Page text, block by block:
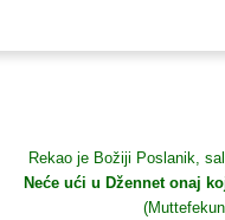
Rekao je Božiji Poslanik,
Neće ući u Džennet onaj